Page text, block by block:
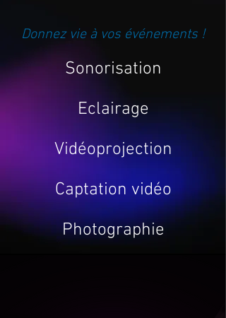
Donnez vie à vos événements !
Sonorisation
Eclairage
Vidéoprojection
Captation vidéo
Photographie